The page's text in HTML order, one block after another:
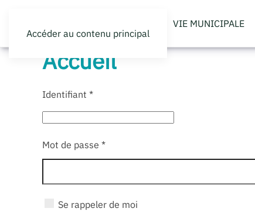
Accéder au contenu principal
VIE MUNICIPALE
Accueil
Identifiant *
Mot de passe *
Se rappeler de moi